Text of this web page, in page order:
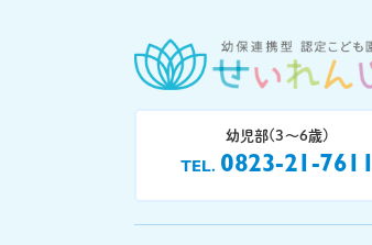
幼児部(3〜6歳)
TEL 0823-21-7611